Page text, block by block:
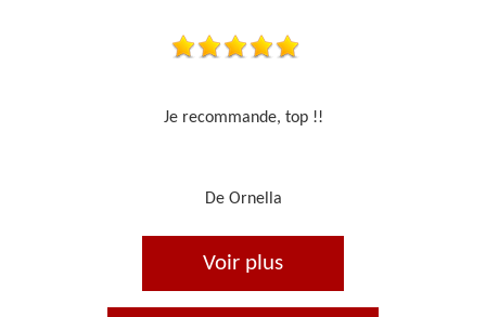
Travail sérieux
De Je cours je peins
Voir plus